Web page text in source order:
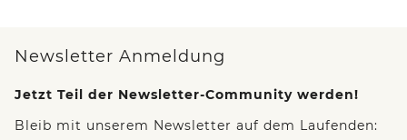
Newsletter Anmeldung
Jetzt Teil der Newsletter-Community werden!
Bleib mit unserem Newsletter auf dem Laufenden: